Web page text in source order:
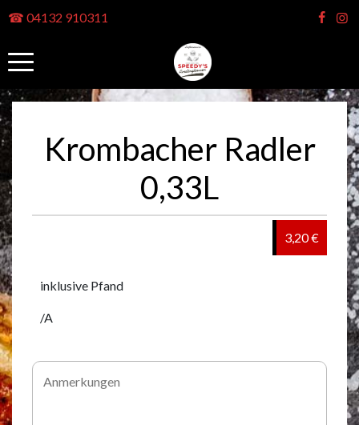
☎ 04132 910311
Krombacher Radler
0,33L
3,20 €
inklusive Pfand
/A